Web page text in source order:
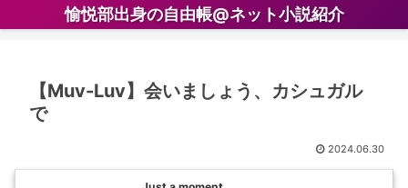
愉悦部出身の自由帳@ネット小説紹介
【Muv-Luv】会いましょう、カシュガル
で
2024.06.30